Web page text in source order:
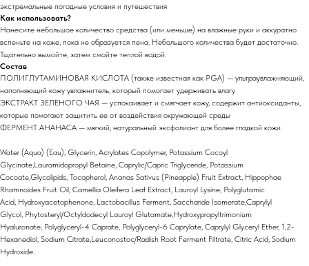
экстремальные погодные условия и путешествия
Как использовать?
Нанесите небольшое количество средства (или меньше) на влажные руки и аккуратно
вспеньте на коже, пока не образуется пена. Небольшого количества будет достаточно.
Тщательно вымойте, затем смойте теплой водой.
Состав
ПОЛИГЛУТАМИНОВАЯ КИСЛОТА (также известная как PGA) — ультраувлажняющий,
наполняющий кожу увлажнитель, который помогает удерживать влагу
ЭКСТРАКТ ЗЕЛЕНОГО ЧАЯ — успокаивает и смягчает кожу, содержит антиоксиданты,
которые помогают защитить ее от воздействия окружающей среды
ФЕРМЕНТ АНАНАСА — мягкий, натуральный эксфолиант для более гладкой кожи
Water (Aqua) (Eau), Glycerin, Acrylates Copolymer, Potassium Cocoyl
Glycinate,Lauramidopropyl Betaine, Caprylic/Capric Triglyceride, Potassium
Cocoate,Glycolipids, Tocopherol, Ananas Sativus (Pineapple) Fruit Extract, Hippophae
Rhamnoides Fruit Oil, Camellia Oleifera Leaf Extract, Lauroyl Lysine, Polyglutamic
Acid, Hydroxyacetophenone, Lactobacillus Ferment, Saccharide Isomerate,Caprylyl
Glycol, Phytosteryl/Octyldodecyl Lauroyl Glutamate,Hydroxypropyltrimonium
Hyaluronate, Polyglyceryl-4 Caprate, Polyglyceryl-6 Caprylate, Caprylyl Glyceryl Ether, 1,2-
Hexanediol, Sodium Citrate,Leuconostoc/Radish Root Ferment Filtrate, Citric Acid, Sodium
Hydroxide.